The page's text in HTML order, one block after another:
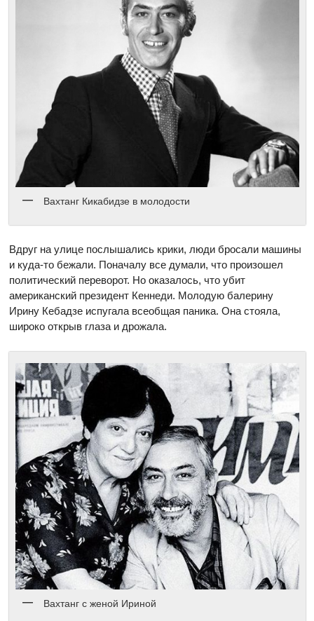
Вахтанг Кикабидзе в молодости
Вдруг на улице послышались крики, люди бросали машины
и куда-то бежали. Поначалу все думали, что произошел
политический переворот. Но оказалось, что убит
американский президент Кеннеди. Молодую балерину
Ирину Кебадзе испугала всеобщая паника. Она стояла,
широко открыв глаза и дрожала.
Вахтанг с женой Ириной